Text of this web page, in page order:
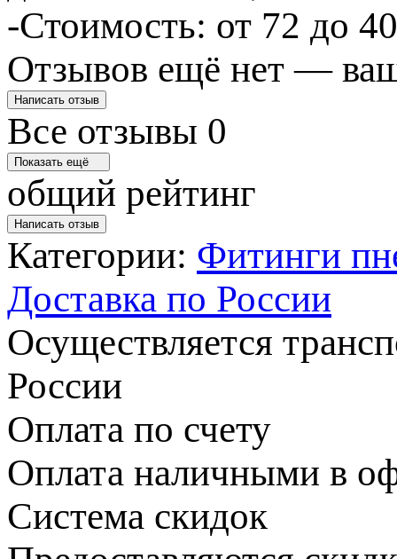
-Стоимость: от 72 до
Отзывов ещё нет —
Написать отзыв
Все отзывы 0
Показать ещё
общий рейтинг
Написать отзыв
Категории: Фитинги
Доставка по России
Осуществляется
России
Оплата по счету
Оплата наличными в
Система скидок